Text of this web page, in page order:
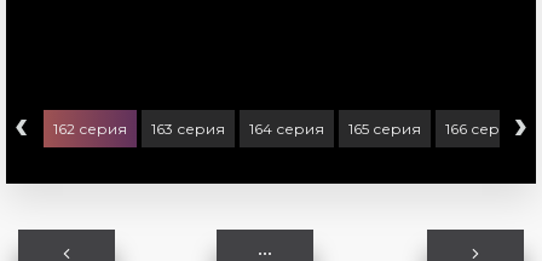
‹ 162 серия 163 серия 164 серия 165 серия 166 серия›